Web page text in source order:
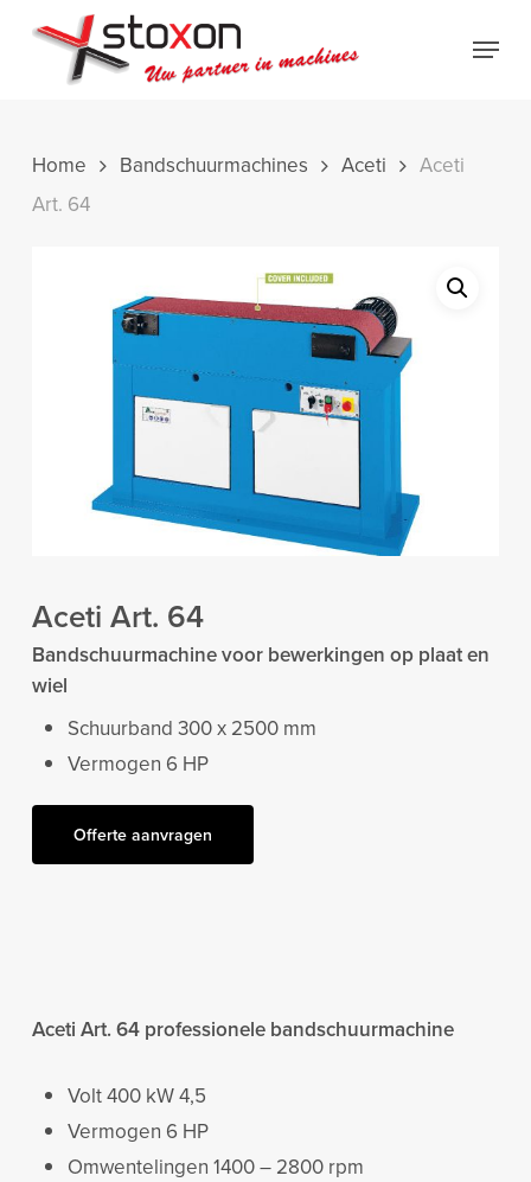
Menu
Home Bandschuurmachines Aceti
Aceti
Art. 64
Aceti Art. 64
Bandschuurmachine voor bewerkingen op plaat en
wiel
Schuurband 300 x 2500 mm
Vermogen 6 HP
Offerte aanvragen
Aceti Art. 64 professionele bandschuurmachine
Volt 400 kW 4,5
Vermogen 6 HP
Omwentelingen 1400 – 2800 rpm